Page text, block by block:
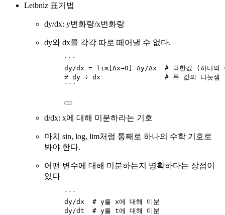
Leibniz 표기법
dy/dx: y변화량/x변화량
dy와 dx를 각각 따로 떼어낼 수 없다.
```
dy/dx = lim[Δx→0] Δy/Δx  # 극한값 (하나의
≠ dy ÷ dx                # 두 값의 나눗셈
```
d/dx: x에 대해 미분하라는 기호
마치 sin, log, lim처럼 통째로 하나의 수학 기호로
봐야 한다.
어떤 변수에 대해 미분하는지 명확하다는 장점이
있다
```
dy/dx  # y를 x에 대해 미분
dy/dt  # y를 t에 대해 미분